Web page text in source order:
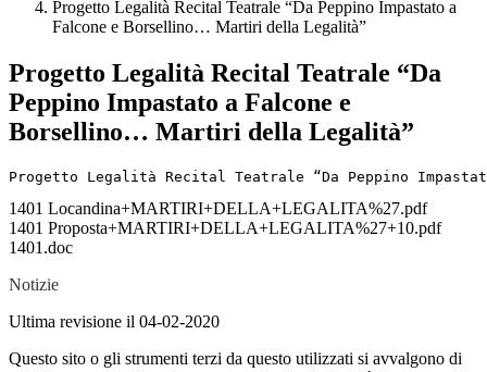
Progetto Legalità Recital Teatrale “Da Peppino Impastato a
Falcone e Borsellino… Martiri della Legalità”
Progetto Legalità Recital Teatrale “Da
Peppino Impastato a Falcone e
Borsellino… Martiri della Legalità”
Progetto Legalità Recital Teatrale “Da Peppino
1401 Locandina+MARTIRI+DELLA+LEGALITA%27.pdf
1401 Proposta+MARTIRI+DELLA+LEGALITA%27+10.pdf
1401.doc
Notizie
Ultima revisione il 04-02-2020
Questo sito o gli strumenti terzi da questo utilizzati si avvalgono di